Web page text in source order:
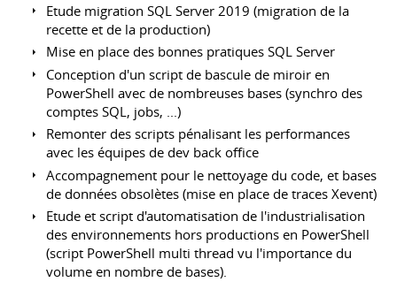
Etude migration SQL Server 2019 (migration de la
recette et de la production)
Mise en place des bonnes pratiques SQL Server
Conception d'un script de bascule de miroir en
PowerShell avec de nombreuses bases (synchro des
comptes SQL, jobs, ...)
Remonter des scripts pénalisant les performances
avec les équipes de dev back office
Accompagnement pour le nettoyage du code, et bases
de données obsolètes (mise en place de traces Xevent)
Etude et script d'automatisation de l'industrialisation
des environnements hors productions en PowerShell
(script PowerShell multi thread vu l'importance du
volume en nombre de bases).